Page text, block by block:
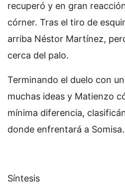
recuperó y en gran
córner. Tras el tiro de
arriba Néstor Martínez,
cerca del palo.
Terminando el duelo con
muchas ideas y Matienzo
mínima diferencia,
donde enfrentará a Somisa.
Síntesis